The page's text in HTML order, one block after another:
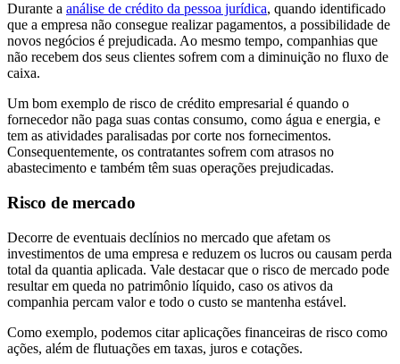
Durante a análise de crédito da pessoa jurídica, quando identificado
que a empresa não consegue realizar pagamentos, a possibilidade de
novos negócios é prejudicada. Ao mesmo tempo, companhias que
não recebem dos seus clientes sofrem com a diminuição no fluxo de
caixa.
Um bom exemplo de risco de crédito empresarial é quando o
fornecedor não paga suas contas consumo, como água e energia, e
tem as atividades paralisadas por corte nos fornecimentos.
Consequentemente, os contratantes sofrem com atrasos no
abastecimento e também têm suas operações prejudicadas.
Risco de mercado
Decorre de eventuais declínios no mercado que afetam os
investimentos de uma empresa e reduzem os lucros ou causam perda
total da quantia aplicada. Vale destacar que o risco de mercado pode
resultar em queda no patrimônio líquido, caso os ativos da
companhia percam valor e todo o custo se mantenha estável.
Como exemplo, podemos citar aplicações financeiras de risco como
ações, além de flutuações em taxas, juros e cotações.